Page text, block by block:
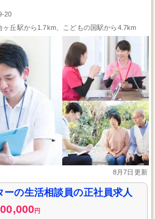
20
ヶ丘駅から1.7km、こどもの国駅から4.7km
8月7日更新
ーの生活相談員の正社員求人
円